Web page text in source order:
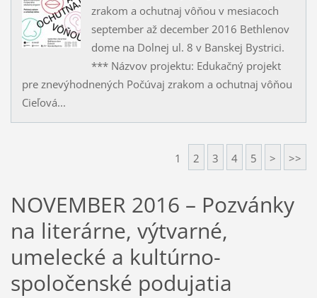
zrakom a ochutnaj vôňou v mesiacoch
september až december 2016 Bethlenov
dome na Dolnej ul. 8 v Banskej Bystrici.
*** Názvov projektu: Edukačný projekt
pre znevýhodnených Počúvaj zrakom a ochutnaj vôňou
Cieľová...
1 2 3 4 5 > >>
NOVEMBER 2016 – Pozvánky
na literárne, výtvarné,
umelecké a kultúrno-
spoločenské podujatia